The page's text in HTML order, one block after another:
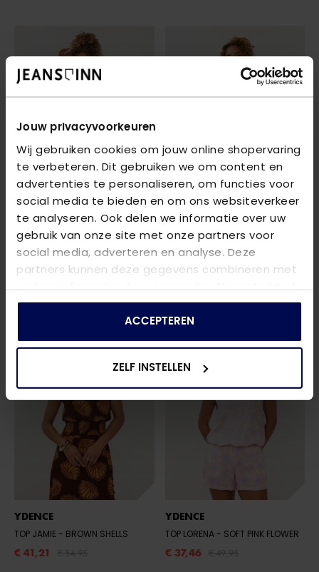
Jouw privacyvoorkeuren
Wij gebruiken cookies om jouw online shopervaring
te verbeteren. Dit gebruiken we om content en
advertenties te personaliseren, om functies voor
social media te bieden en om ons websiteverkeer
te analyseren. Ook delen we informatie over uw
gebruik van onze site met onze partners voor
social media, adverteren en analyse. Deze
partners kunnen deze gegevens combineren met
andere informatie die u aan ze heeft verstrekt of
die ze hebben verzameld op basis van uw gebruik
ACCEPTEREN
ZELF INSTELLEN
TOP KAYLIN
€ 37,46 € 49,95
TOP JAMIE
€ 54,95
YDENCE
TOP JAMIE - BROWN SHELLS
€ 41,21
YDENCE
TOP LORENA - SOFT PINK FLOWER
€ 37,46